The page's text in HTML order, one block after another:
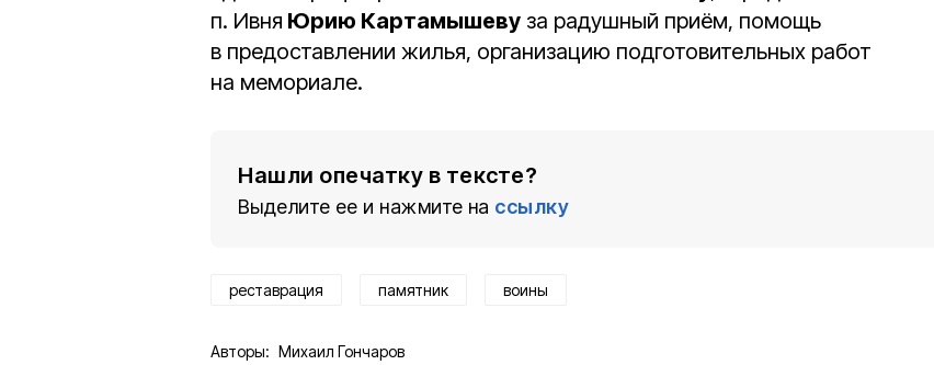
п. Ивня Юрию Картамышеву за радушный приём, помощь
в предоставлении жилья, организацию подготовительных работ
на мемориале.
Нашли опечатку в тексте?
Выделите ее и нажмите на ссылку
реставрация памятник воины
Авторы: Михаил Гончаров